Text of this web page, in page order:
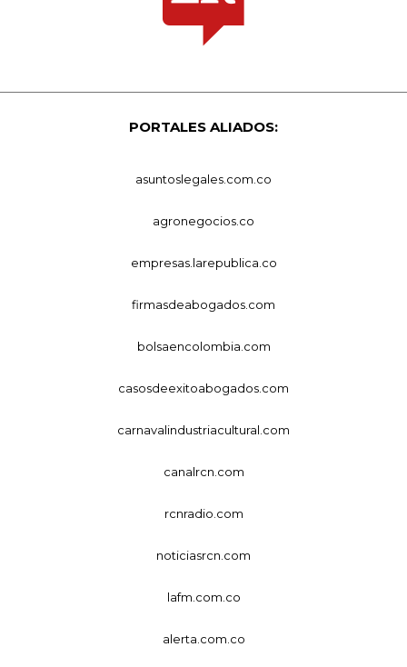
PORTALES ALIADOS:
asuntoslegales.com.co
agronegocios.co
empresas.larepublica.co
firmasdeabogados.com
bolsaencolombia.com
casosdeexitoabogados.com
carnavalindustriacultural.com
canalrcn.com
rcnradio.com
noticiasrcn.com
lafm.com.co
alerta.com.co